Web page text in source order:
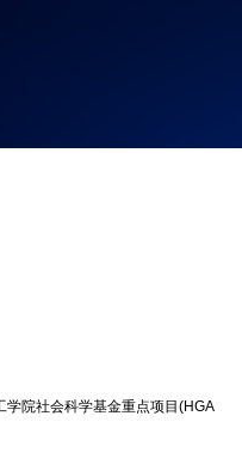
院社会科学基金重点项目(HGA